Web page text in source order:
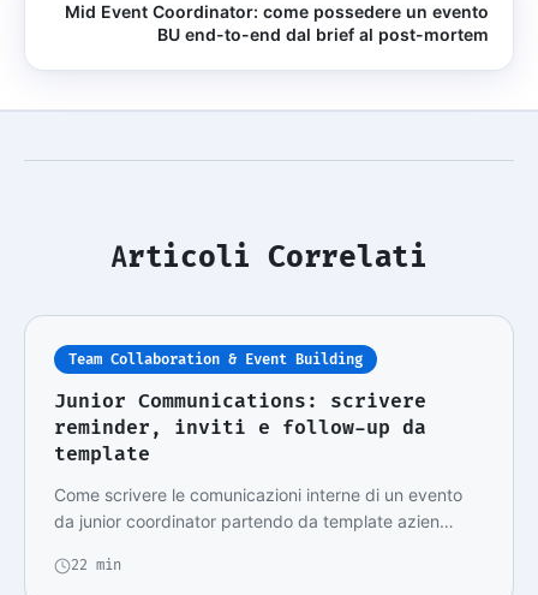
Mid Event Coordinator: come possedere un evento
BU end-to-end dal brief al post-mortem
Articoli Correlati
Team Collaboration & Event Building
Junior Communications: scrivere
reminder, inviti e follow-up da
template
Come scrivere le comunicazioni interne di un evento
da junior coordinator partendo da template azien…
22 min